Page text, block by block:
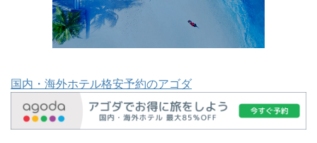
国内・海外ホテル格安予約のアゴダ